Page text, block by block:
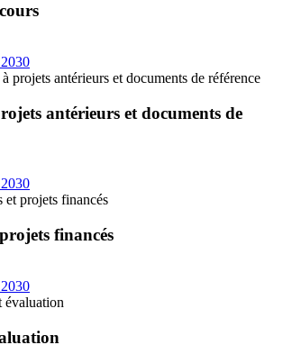
projets antérieurs et documents de référence
antérieurs et documents de
et projets financés
financés
évaluation